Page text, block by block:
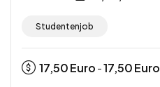
Studentenjob
17,50Euro -17,50Euro